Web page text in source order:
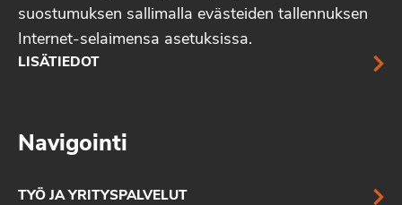
suostumuksen sallimalla evästeiden tallennuksen
Internet-selaimensa asetuksissa.
LISÄTIEDOT
Navigointi
TYÖ JA YRITYSPALVELUT